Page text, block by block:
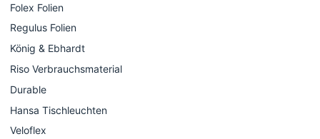
Folex Folien
Regulus Folien
König & Ebhardt
Riso Verbrauchsmaterial
Durable
Hansa Tischleuchten
Veloflex